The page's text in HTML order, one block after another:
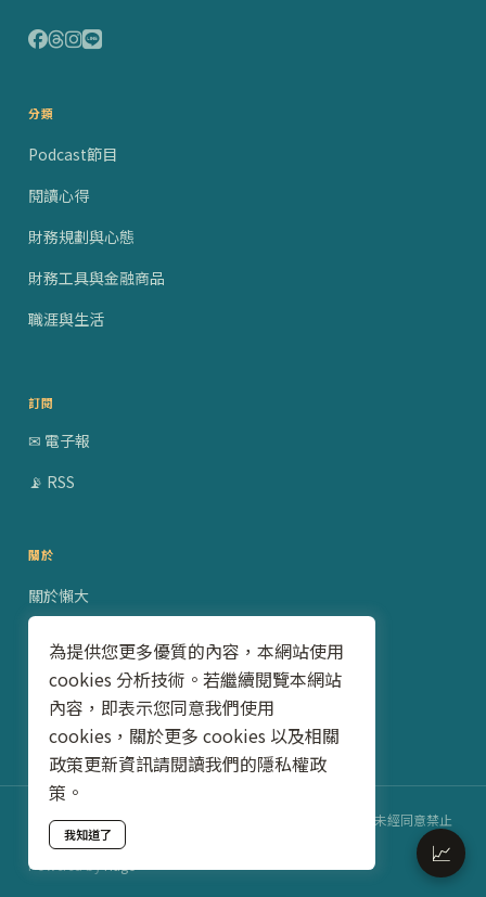
分類
Podcast節目
閱讀心得
財務規劃與心態
財務工具與金融商品
職涯與生活
訂閱
✉ 電子報
📡 RSS
關於
關於懶大
隱私權政策
聯絡我
©2018–2026 懶得變有錢 · Lazy to be Rich · 本網站文章未經同意禁止
轉載
Powered by
為提供您更多優質的內容，本網站使用
cookies 分析技術。若繼續閱覽本網站
內容，即表示您同意我們使用
cookies，關於更多 cookies 以及相關
政策更新資訊請閱讀我們的隱私權政
策。
我知道了
📈